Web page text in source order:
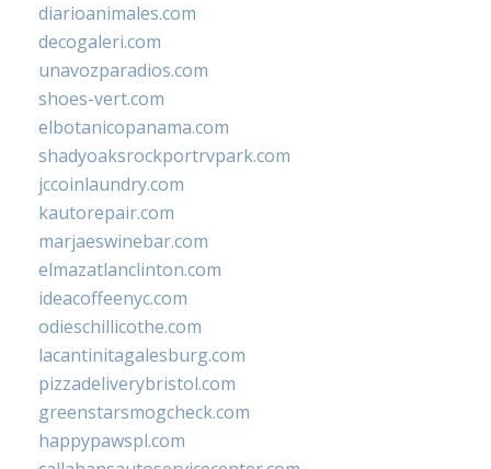
diarioanimales.com
decogaleri.com
unavozparadios.com
shoes-vert.com
elbotanicopanama.com
shadyoaksrockportrvpark.com
jccoinlaundry.com
kautorepair.com
marjaeswinebar.com
elmazatlanclinton.com
ideacoffeenyc.com
odieschillicothe.com
lacantinitagalesburg.com
pizzadeliverybristol.com
greenstarsmogcheck.com
happypawspl.com